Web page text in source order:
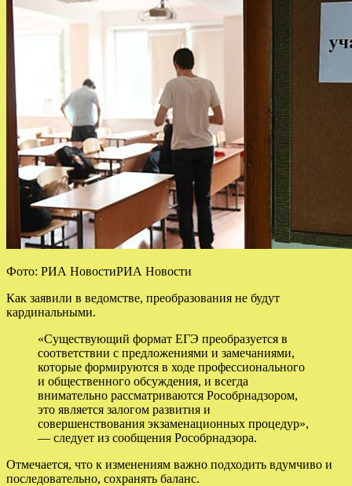
Фото: РИА НовостиРИА Новости
Как заявили в ведомстве, преобразования не будут
кардинальными.
«Существующий формат ЕГЭ преобразуется в
соответствии с предложениями и замечаниями,
которые формируются в ходе профессионального
и общественного обсуждения, и всегда
внимательно рассматриваются Рособрнадзором,
это является залогом развития и
совершенствования экзаменационных процедур»,
— следует из сообщения Рособрнадзора.
Отмечается, что к изменениям важно подходить вдумчиво и
последовательно, сохранять баланс.